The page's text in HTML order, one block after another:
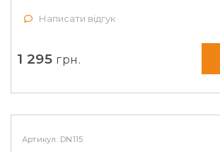
Написати відгук
1 295 грн.
Артикул: DN115